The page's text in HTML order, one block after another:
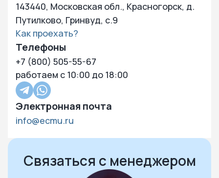
143440, Московская обл., Красногорск, д.
Путилково, Гринвуд, с.9
Как проехать?
Телефоны
+7 (800) 505-55-67
работаем с 10:00 до 18:00
Электронная почта
info@ecmu.ru
Связаться с менеджером